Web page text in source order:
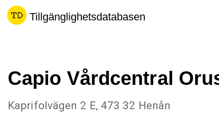
Tillgänglighetsdatabasen
Capio Vårdcentral
Kaprifolvägen 2 E, 473 32 Henån